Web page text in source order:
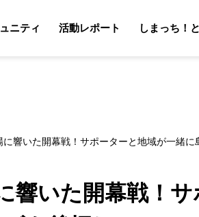
ニティ 活動レポート しまっち！
響いた開幕戦！サポーターと地域が一緒に
響いた開幕戦！